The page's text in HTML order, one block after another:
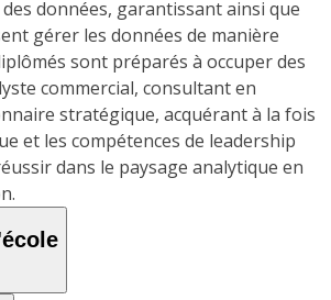
données, garantissant ainsi que
gérer les données de manière
sont préparés à occuper des
commercial, consultant en
stratégique, acquérant à la fois
et les compétences de leadership
dans le paysage analytique en